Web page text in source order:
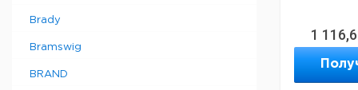
Brady
Bramswig
BRAND
1